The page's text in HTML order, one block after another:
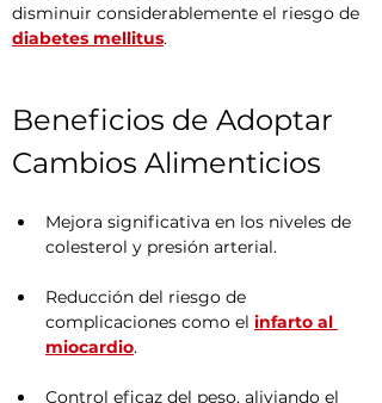
disminuir considerablemente el riesgo de
diabetes mellitus.
Beneficios de Adoptar
Cambios Alimenticios
Mejora significativa en los niveles de
colesterol y presión arterial.
Reducción del riesgo de
complicaciones como el infarto al
miocardio.
Control eficaz del peso, aliviando el